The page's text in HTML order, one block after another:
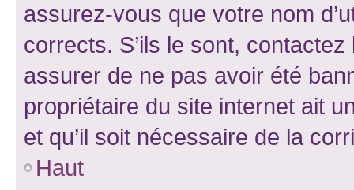
assurez-vous que votre nom
corrects. S’ils le sont,
assurer de ne pas avoir été
propriétaire du site internet ait
et qu’il soit nécessaire de la
Haut